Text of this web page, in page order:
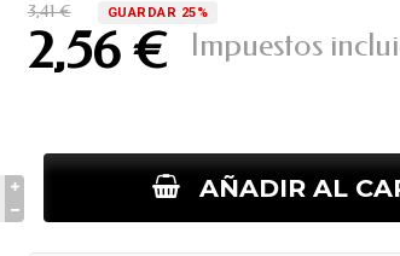
3,41 € GUARDAR 25%
2,56 € Impuestos
AÑADIR AL